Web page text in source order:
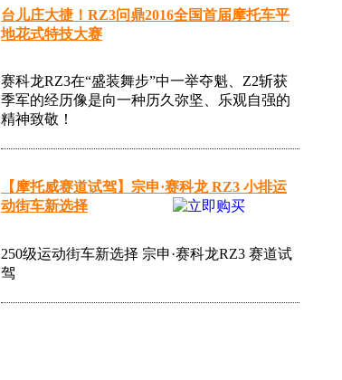
台儿庄大捷！RZ3问鼎2016全国首届摩托车平
地花式特技大赛
赛科龙RZ3在“盛装舞步”中一举夺魁、Z2斩获
季军的经历像是向一种历久弥坚、乐观自强的
精神致敬！
【摩托威赛道试驾】宗申·赛科龙 RZ3 小排运
动街车新选择
250级运动街车新选择 宗申·赛科龙RZ3 赛道试
驾